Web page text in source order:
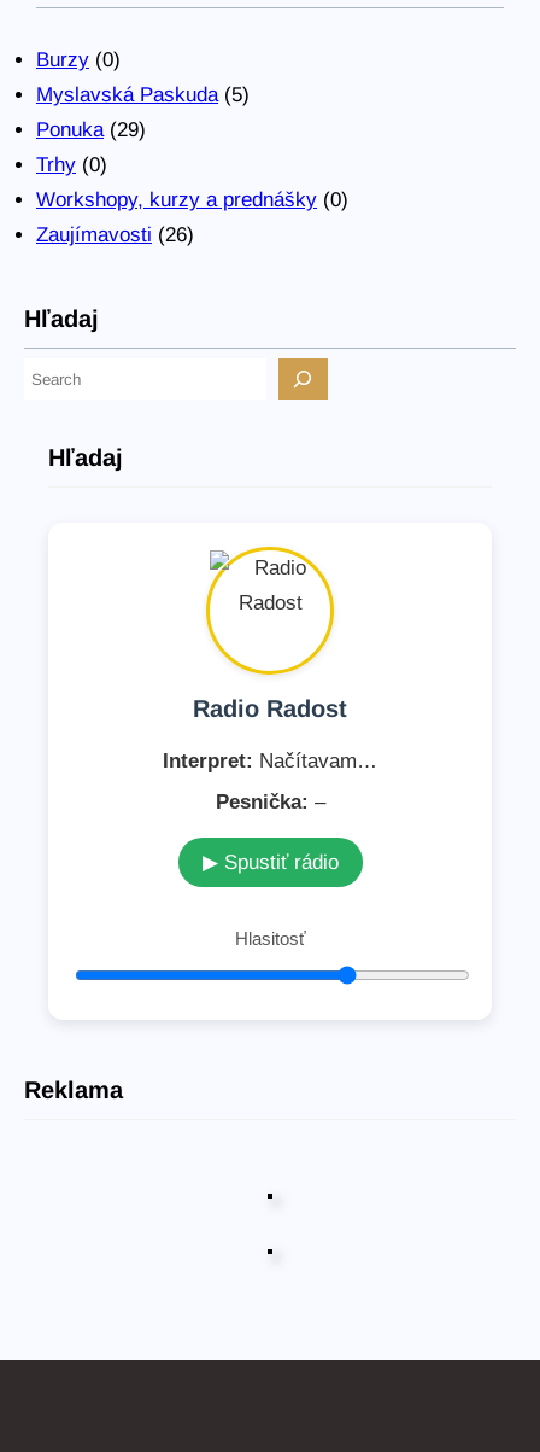
Burzy (0)
Myslavská Paskuda(5)
Ponuka(29)
Trhy (0)
Workshopy, kurzy a prednášky (0)
Zaujímavosti (26)
Hľadaj
H
Hľadaj
Radio Radost
Interpret: Načítavam…
Pesnička: –
▶ Spustiť rádio
Hlasitosť
Reklama